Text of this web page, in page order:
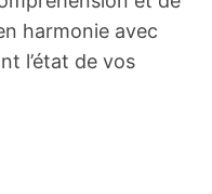
harmonie avec
l’état de vos